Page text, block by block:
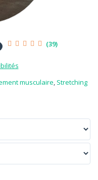
(39)
musculaire, Stretching